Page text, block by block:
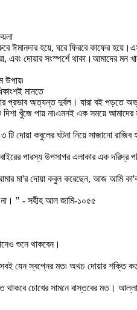
ঈমানদার হয়ে, ঘরে ফিরবে কাফের
দোয়ার সংস্পর্শে থাকা।আমাদের মন
উপায়৷
মানতে
প্রভাব অত্যন্ত দুর্বল। যারা বই পড়তে
দিশা খুঁজে পায় না৷এমনই এক সময়ে
টি দোয়া কবুলের ঘটনা নিয়ে সাজানো
পারস্য উপসাগর এলাকার এক দরিদ্র
মা'র দোয়া কবুল করেছেন, আজ আমি
না। " - সহীহ আল জামি-১০৫৫
শুনে থাকবেন।
সবই যেন স্বপ্নের মত৷ অথচ দোয়ার
থাকবে চোখের সামনে বাস্তবের মত।